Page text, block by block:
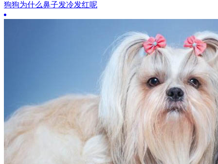
狗狗为什么鼻子发冷发红呢